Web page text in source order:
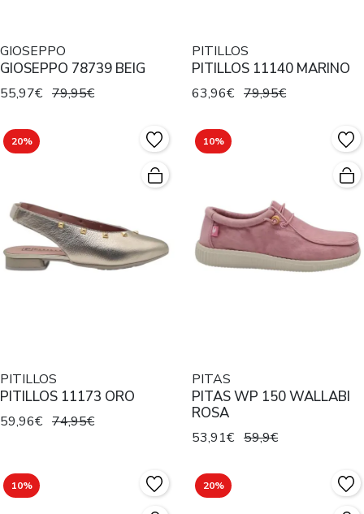
GIOSEPPO
GIOSEPPO 78739 BEIG
55,97€ 79,95€
PITILLOS
PITILLOS 11140 MARINO
63,96€ 79,95€
20%
PITILLOS
PITILLOS 11173 ORO
59,96€ 74,95€
10%
PITAS
PITAS WP 150 WALLABI
ROSA
53,91€ 59,9€
10% 20%